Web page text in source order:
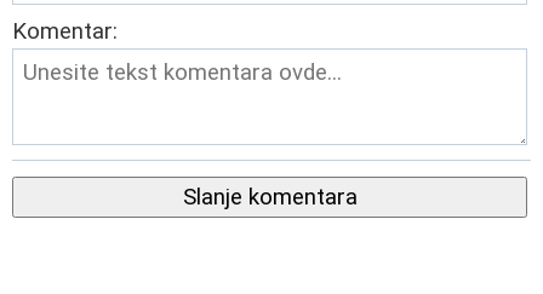
Komentar:
Slanje komentara